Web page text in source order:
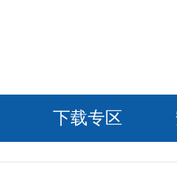
下载专区